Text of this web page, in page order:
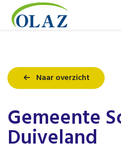
Naar overzicht
Gemeente
Duiveland